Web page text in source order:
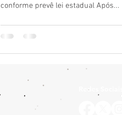
conforme prevê lei estadual Após...
Redes Sociais